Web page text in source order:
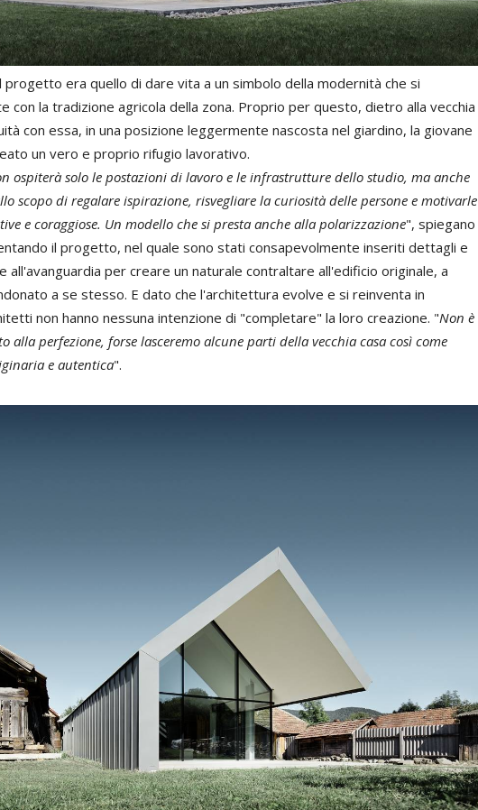
era quello di dare vita a un simbolo della modernità che si
con la tradizione agricola della zona. Proprio per questo, dietro alla vecchia
con essa, in una posizione leggermente nascosta nel giardino, la giovane
un vero e proprio rifugio lavorativo.
ospiterà solo le postazioni di lavoro e le infrastrutture dello studio, ma anche
scopo di regalare ispirazione, risvegliare la curiosità delle persone e motivarle
e coraggiose. Un modello che si presta anche alla polarizzazione", spiegano
il progetto, nel quale sono stati consapevolmente inseriti dettagli e
all'avanguardia per creare un naturale contraltare all'edificio originale, a
a se stesso. E dato che l'architettura evolve e si reinventa in
non hanno nessuna intenzione di "completare" la loro creazione. "Non è
alla perfezione, forse lasceremo alcune parti della vecchia casa così come
e autentica".